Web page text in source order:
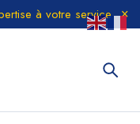
à votre service